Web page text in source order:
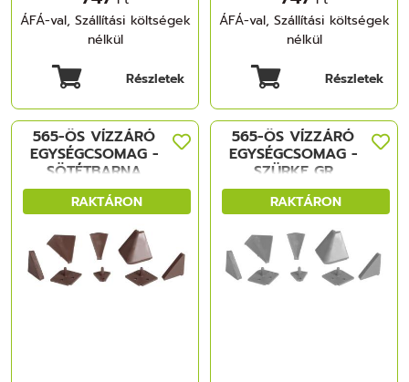
ÁFÁ-val, Szállítási költségek
nélkül
Részletek
ÁFÁ-val, Szállítási költségek
nélkül
Részletek
RAKTÁRON
565-ÖS VÍZZÁRÓ
EGYSÉGCSOMAG -
SÖTÉTBARNA
MÜANYAG
RAKTÁRON
565-ÖS VÍZZÁRÓ
EGYSÉGCSOMAG -
SZÜRKE GR
MÜANYAG